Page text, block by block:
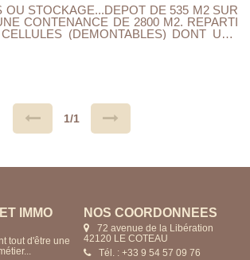
OU STOCKAGE...DEPOT DE 535 M2 SUR
CONTENANCE DE 2800 M2. REPARTI
(DEMONTABLES) DONT UNE
1/1
IMMO
tout d'être une
NOS COORDONNÉES
72 avenue de la Libération
42120 LE COTEAU
Tél. : +33 9 54 57 09 76